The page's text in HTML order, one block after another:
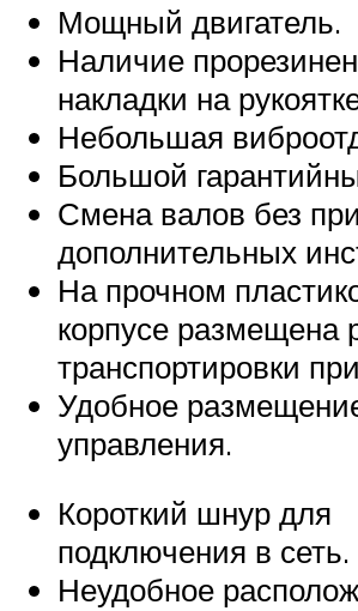
Мощный двигатель.
Наличие
накладки на
Небольшая
Большой
Смена валов без
дополнительных
На прочном
корпусе размещена
транспортировки
Удобное
управления.
Короткий шнур для
подключения в сеть.
Неудобное